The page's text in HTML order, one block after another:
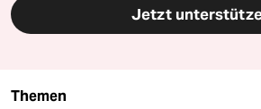
Jetzt
Themen